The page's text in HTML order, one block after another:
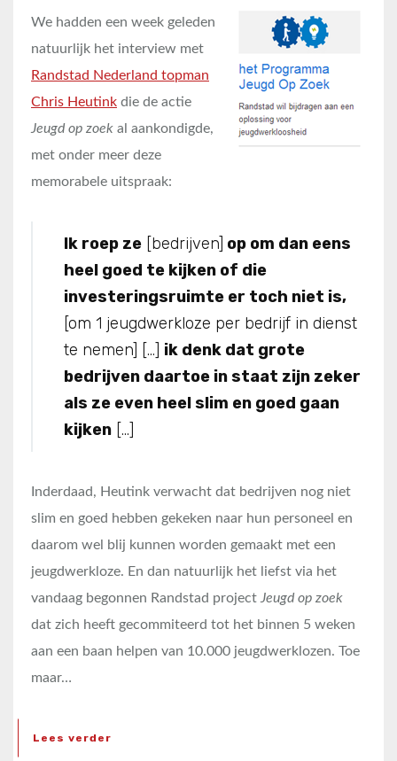
We hadden een week geleden
natuurlijk het interview met
Randstad Nederland topman
Chris Heutink die de actie
Jeugd op zoek al aankondigde,
met onder meer deze
memorabele uitspraak:
Ik roep ze [bedrijven] op om dan eens
heel goed te kijken of die
investeringsruimte er toch niet is,
[om 1 jeugdwerkloze per bedrijf in dienst
te nemen] […] ik denk dat grote
bedrijven daartoe in staat zijn zeker
als ze even heel slim en goed gaan
kijken […]
Inderdaad, Heutink verwacht dat bedrijven nog niet
slim en goed hebben gekeken naar hun personeel en
daarom wel blij kunnen worden gemaakt met een
jeugdwerkloze. En dan natuurlijk het liefst via het
vandaag begonnen Randstad projectJeugd op zoek
dat zich heeft gecommiteerd tot het binnen 5 weken
aan een baan helpen van 10.000 jeugdwerklozen. Toe
maar…
Lees verder